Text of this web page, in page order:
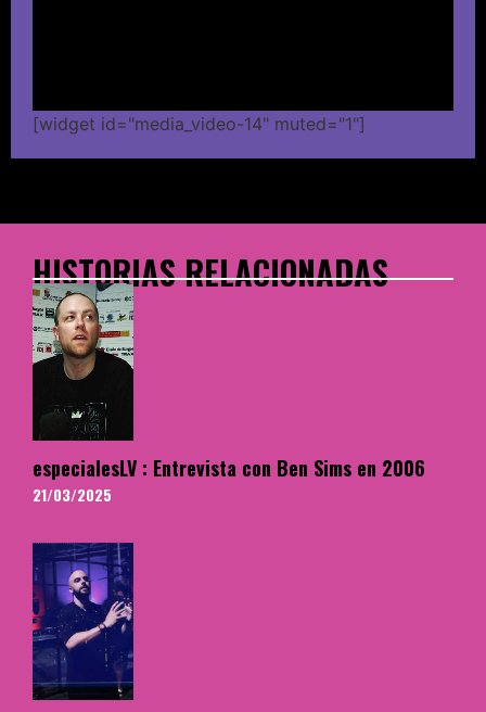
[widget id="media_video-14" muted="1"]
HISTORIAS RELACIONADAS
especialesLV : Entrevista con Ben Sims en 2006
21/03/2025